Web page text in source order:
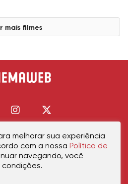
mais filmes
Política de CookiesContatoSobre Nós
melhorar sua experiência
com a nossa Política de
navegando, você